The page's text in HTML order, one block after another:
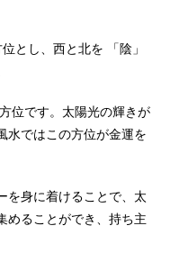
とし、西と北を 「陰」
位です。太陽光の輝きが
水ではこの方位が金運を
を身に着けることで、太
めることができ、持ち主